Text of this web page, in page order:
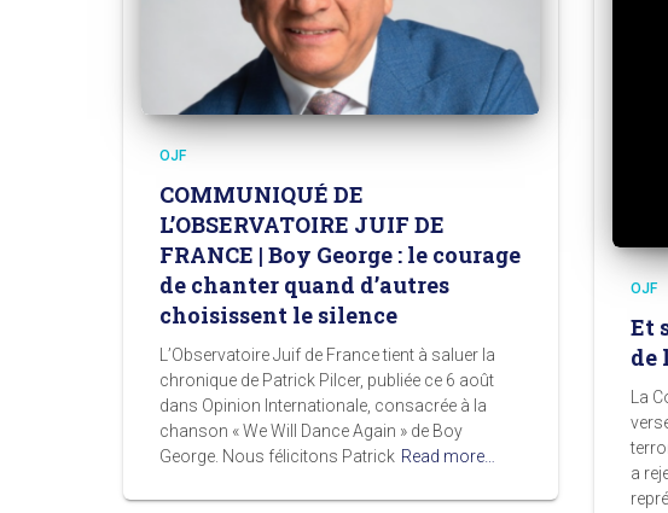
OJF
COMMUNIQUÉ DE
L’OBSERVATOIRE JUIF DE
FRANCE | Boy George : le courage
de chanter quand d’autres
choisissent le silence
L’Observatoire Juif de France tient à saluer la
chronique de Patrick Pilcer, publiée ce 6 août
dans Opinion Internationale, consacrée à la
chanson « We Will Dance Again » de Boy
George. Nous félicitons Patrick Read more…
OJF
Et
de
La
a